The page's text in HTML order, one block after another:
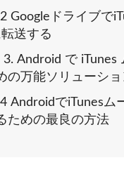
Googleドライブで
送する
3. Android で iTunes
の万能ソリューショ
AndroidでiTunesム
ための最良の方法